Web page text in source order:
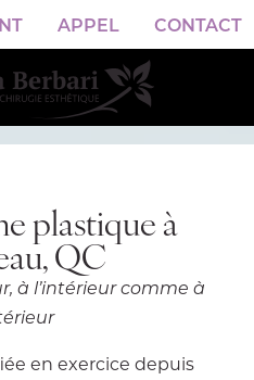
APPEL CONTACT
plastique à
QC
à l’intérieur comme à
en exercice depuis